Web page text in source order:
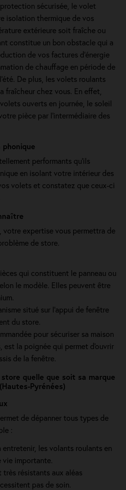
sécurisée, le volet
isolation thermique de vos
extérieure soit fraîche ou
constitue un bon obstacle qui a
de vos factures d’énergie
de chauffage en période de
De plus, les volets roulants
fraîcheur chez vous. En effet,
ouverts en journée, le soleil
pièce par l'intermédiaire des
performants qu’ils
en isolant votre intérieur des
volets et constatez que ceux-ci
votre expertise vous permettra de
de store.
qui constituent le panneau ou
le modèle. Elles peuvent être
situé sur l’appui de fenêtre
du store.
pour sécuriser sa maison
est la poignée qui permet d'ouvrir
de la fenêtre.
quelle que soit sa marque
Pyrénées)
de dépanner tous types de
:
entretenir, les volants roulants en
vie importante.
très résistants aux aléas
pas de soin.